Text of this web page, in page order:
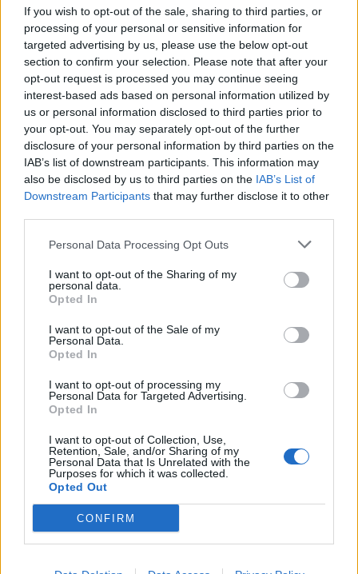
If you wish to opt-out of the sale, sharing to third parties, or
processing of your personal or sensitive information for
targeted advertising by us, please use the below opt-out
section to confirm your selection. Please note that after your
opt-out request is processed you may continue seeing
interest-based ads based on personal information utilized by
us or personal information disclosed to third parties prior to
your opt-out. You may separately opt-out of the further
disclosure of your personal information by third parties on the
IAB’s list of downstream participants. This information may
also be disclosed by us to third parties on the IAB’s List of
Downstream Participants that may further disclose it to other
Personal Data Processing Opt Outs
I want to opt-out of the Sharing of my
personal data.
Opted In
I want to opt-out of the Sale of my
Personal Data.
Opted In
I want to opt-out of processing my
Personal Data for Targeted Advertising.
Opted In
I want to opt-out of Collection, Use,
Retention, Sale, and/or Sharing of my
Personal Data that Is Unrelated with the
Purposes for which it was collected.
Opted Out
CONFIRM
Bonus Malus
Presenze a
voto
Quotazioni
Classic Mantra
Riepilogo stagione
Squalificato 0 - 0%